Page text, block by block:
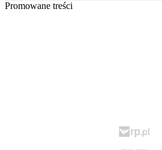
Promowane treści